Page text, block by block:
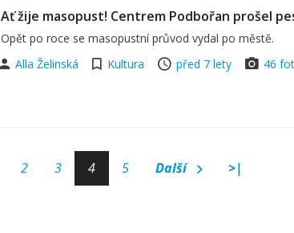
Ať žije masopust! Centrem Podbořan prošel
Opět po roce se masopustní průvod vydal po městě.
Alla Želinská
Kultura před 7 lety 46
2 3 4 5 Další >|